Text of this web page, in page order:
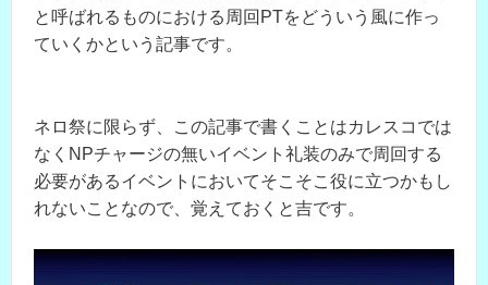
と呼ばれるものにおける周回PTをどういう風に作っ
ていくかという記事です。
ネロ祭に限らず、この記事で書くことはカレスコでは
なくNPチャージの無いイベント礼装のみで周回する
必要があるイベントにおいてそこそこ役に立つかもし
れないことなので、覚えておくと吉です。